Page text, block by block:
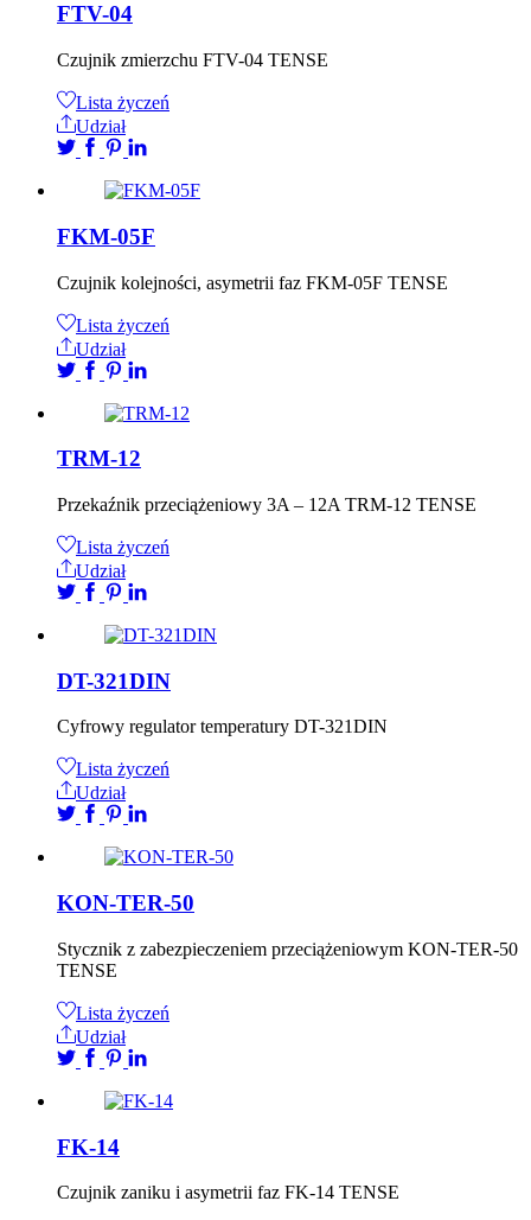
FTV-04
Czujnik zmierzchu FTV-04 TENSE
Lista życzeń
Udział
FKM-05F
Czujnik kolejności, asymetrii faz FKM-05F TENSE
Lista życzeń
Udział
TRM-12
Przekaźnik przeciążeniowy 3A – 12A TRM-12 TENSE
Lista życzeń
Udział
DT-321DIN
Cyfrowy regulator temperatury DT-321DIN
Lista życzeń
Udział
KON-TER-50
Stycznik z zabezpieczeniem przeciążeniowym KON-TER-50
TENSE
Lista życzeń
Udział
FK-14
Czujnik zaniku i asymetrii faz FK-14 TENSE